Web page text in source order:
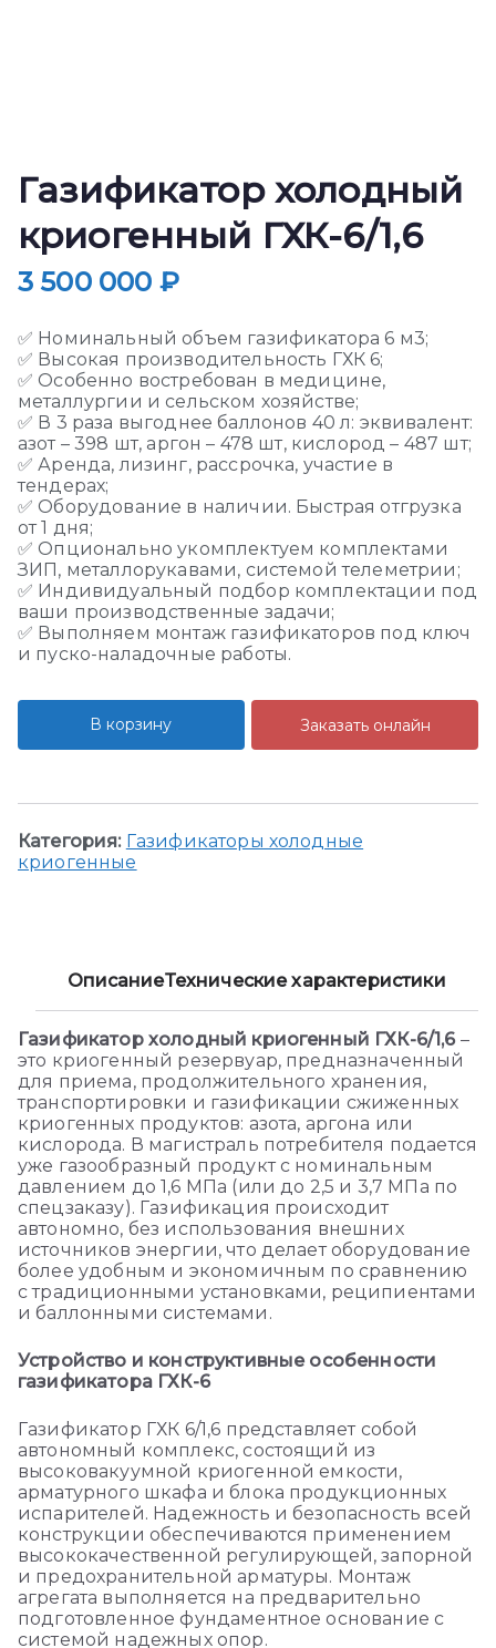
Газификатор холодный
криогенный ГХК-6/1,6
3 500 000 ₽
✅ Номинальный объем газификатора 6 м3;
✅ Высокая производительность ГХК 6;
✅ Особенно востребован в медицине,
металлургии и сельском хозяйстве;
✅ В 3 раза выгоднее баллонов 40 л: эквивалент:
азот – 398 шт, аргон – 478 шт, кислород – 487 шт;
✅ Аренда, лизинг, рассрочка, участие в
тендерах;
✅ Оборудование в наличии. Быстрая отгрузка
от 1 дня;
✅ Опционально укомплектуем комплектами
ЗИП , металлорукавами, системой телеметрии;
✅ Индивидуальный подбор комплектации под
ваши производственные задачи;
✅ Выполняем монтаж газификаторов под ключ
и пуско-наладочные работы.
В корзину Заказать онлайн
Категория: Газификаторы холодные
криогенные
ОписаниеТехнические характеристики
Газификатор холодный криогенный ГХК-6/1,6–
это криогенный резервуар, предназначенный
для приема, продолжительного хранения,
транспортировки и газификации сжиженных
криогенных продуктов: азота, аргона или
кислорода. В магистраль потребителя подается
уже газообразный продукт с номинальным
давлением до 1,6 МПа (или до 2,5 и 3,7 МПа по
спецзаказу). Газификация происходит
автономно, без использования внешних
источников энергии, что делает оборудование
более удобным и экономичным по сравнению
с традиционными установками, реципиентами
и баллонными системами.
Устройство и конструктивные особенности
газификатора ГХК-6
Газификатор ГХК 6/1,6 представляет собой
автономный комплекс, состоящий из
высоковакуумной криогенной емкости,
арматурного шкафа и блока продукционных
испарителей. Надежность и безопасность всей
конструкции обеспечиваются применением
высококачественной регулирующей, запорной
и предохранительной арматуры. Монтаж
агрегата выполняется на предварительно
подготовленное фундаментное основание с
системой надежных опор.